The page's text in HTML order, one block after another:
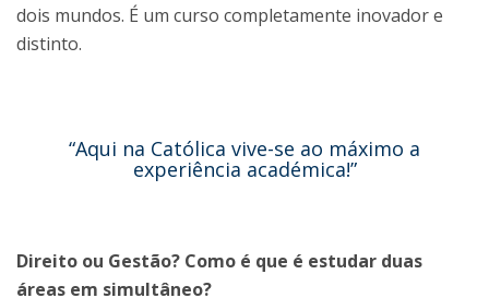
dois mundos. É um curso completamente inovador e
distinto.
“Aqui na Católica vive-se ao máximo a
experiência académica!”
Direito ou Gestão? Como é que é estudar duas
áreas em simultâneo?